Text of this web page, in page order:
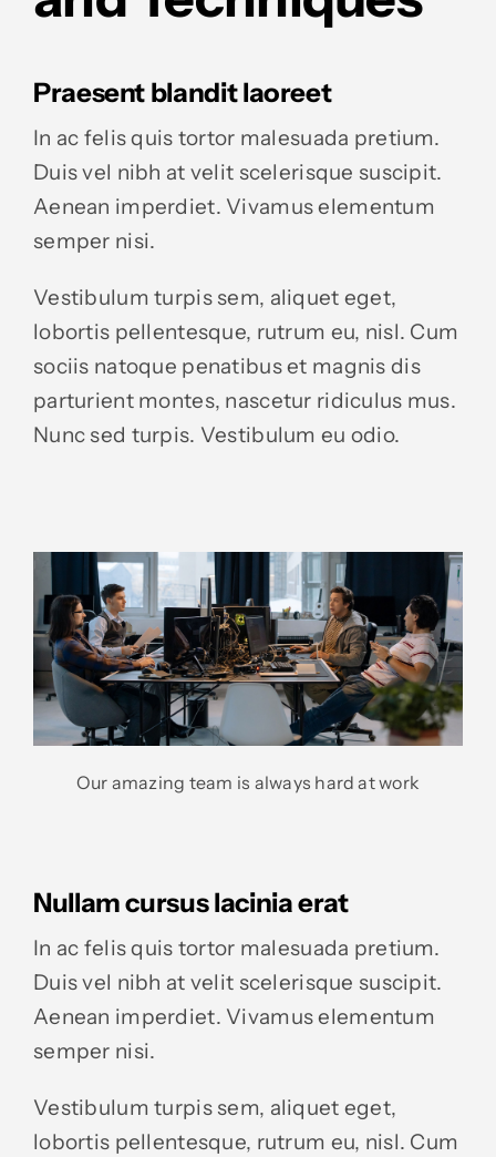
Praesent blandit laoreet
In ac felis quis tortor malesuada pretium.
Duis vel nibh at velit scelerisque suscipit.
Aenean imperdiet. Vivamus elementum
semper nisi.
Vestibulum turpis sem, aliquet eget,
lobortis pellentesque, rutrum eu, nisl. Cum
sociis natoque penatibus et magnis dis
parturient montes, nascetur ridiculus mus.
Nunc sed turpis. Vestibulum eu odio.
Our amazing team is always hard at work
Nullam cursus lacinia erat
In ac felis quis tortor malesuada pretium.
Duis vel nibh at velit scelerisque suscipit.
Aenean imperdiet. Vivamus elementum
semper nisi.
Vestibulum turpis sem, aliquet eget,
lobortis pellentesque, rutrum eu, nisl. Cum